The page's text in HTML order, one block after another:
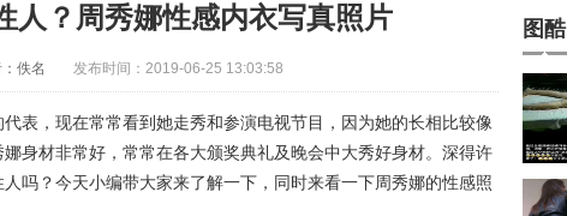
人？周秀娜性感内衣写真照片
佚名 发布时间：2019-06-25 13:03:58
表，现在常常看到她走秀和参演电视节目，因为她的长相比较像
身材非常好，常常在各大颁奖典礼及晚会中大秀好身材。深得许
吗？今天小编带大家来了解一下，同时来看一下周秀娜的性感照
图酷